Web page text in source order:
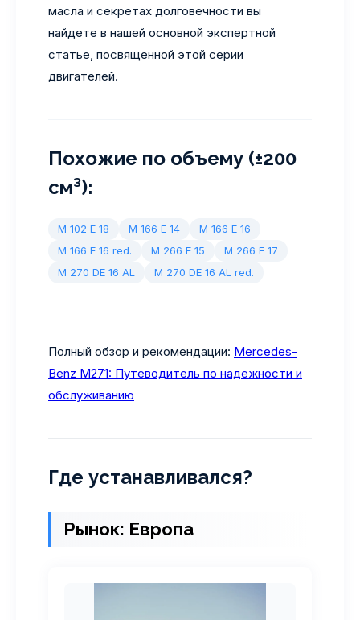
масла и секретах долговечности вы
найдете в нашей основной экспертной
статье, посвященной этой серии
двигателей.
Похожие по объему (±200
см³):
M 102 E 18 M 166 E 14
M 166 E 16
M 166 E 16 red.
M 266 E 15
M 266 E 17
M 270 DE 16 AL
M 270 DE 16 AL red.
Полный обзор и рекомендации: Mercedes-
Benz M271: Путеводитель по надежности и
обслуживанию
Где устанавливался?
Рынок: Европа